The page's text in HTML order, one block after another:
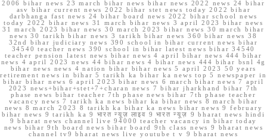
2006 bihar news 23 march bihar news bihar news 2022 news 24 bihar
asv bihar current news 2022 bihar stet news today 2022 bihar
darbhanga fast news 24 bihar board news 2022 bihar school news
today 2022 bihar news 31 march bihar news 3 april 2023 bihar news
31 march 2023 bihar news 30 march 2023 bihar news 30 march bihar
news 30 tarikh bihar news 3 tarikh bihar news 360 bihar news 38
32nd bihar judiciary news 390 school in bihar current news bihar
34540 teacher news 390 school in bihar latest news bihar 34540
teacher pension latest news bihar news 4 april bihar news 444 bihar
news 4 april 2023 news 44 bihar news 4 bihar news 444 bihar bsnl 4g
bihar news news 4 nation bihar bihar news 5 april 2023 50 years
retirement news in bihar 5 tarikh ka bihar ka news top 5 newspaper in
bihar bihar news 6 april 2023 bihar news 6 march bihar news 7 april
2023 news+bihar+stet+7+charan news 7 bihar jharkhand bihar 7th
phase news bihar teacher 7th phase news bihar 7th phase teacher
vacancy news 7 tarikh ka news bihar ka bihar news 8 march bihar
news 8 march 2023 8 tarikh ka bihar ka news bihar news 9 february
bihar news 9 tarikh ka 9 भारत न्यूज़ लाइव 9 भारत न्यूज़ 9 bharat news hindi
9 bharat news channel live 94000 teacher vacancy in bihar today
news bihar 9th board news bihar board 9th class news 9 bharat news
channel tv9 bharat news live youtube t v 9 bharat news